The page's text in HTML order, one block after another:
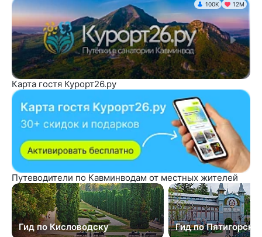
100K 12М
Карта гостя Курорт26.ру
Путеводители по Кавминводам от местных жителей
Гид по Кисловодску Гид по Пятигорску